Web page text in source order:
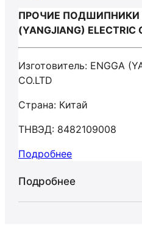
ПРОЧИЕ ПОДШИПНИКИ
(YANGJIANG) ELECTRIC
Изготовитель: ENGGA
CO.LTD
Страна: Китай
ТНВЭД: 8482109008
Подробнее
Подробнее